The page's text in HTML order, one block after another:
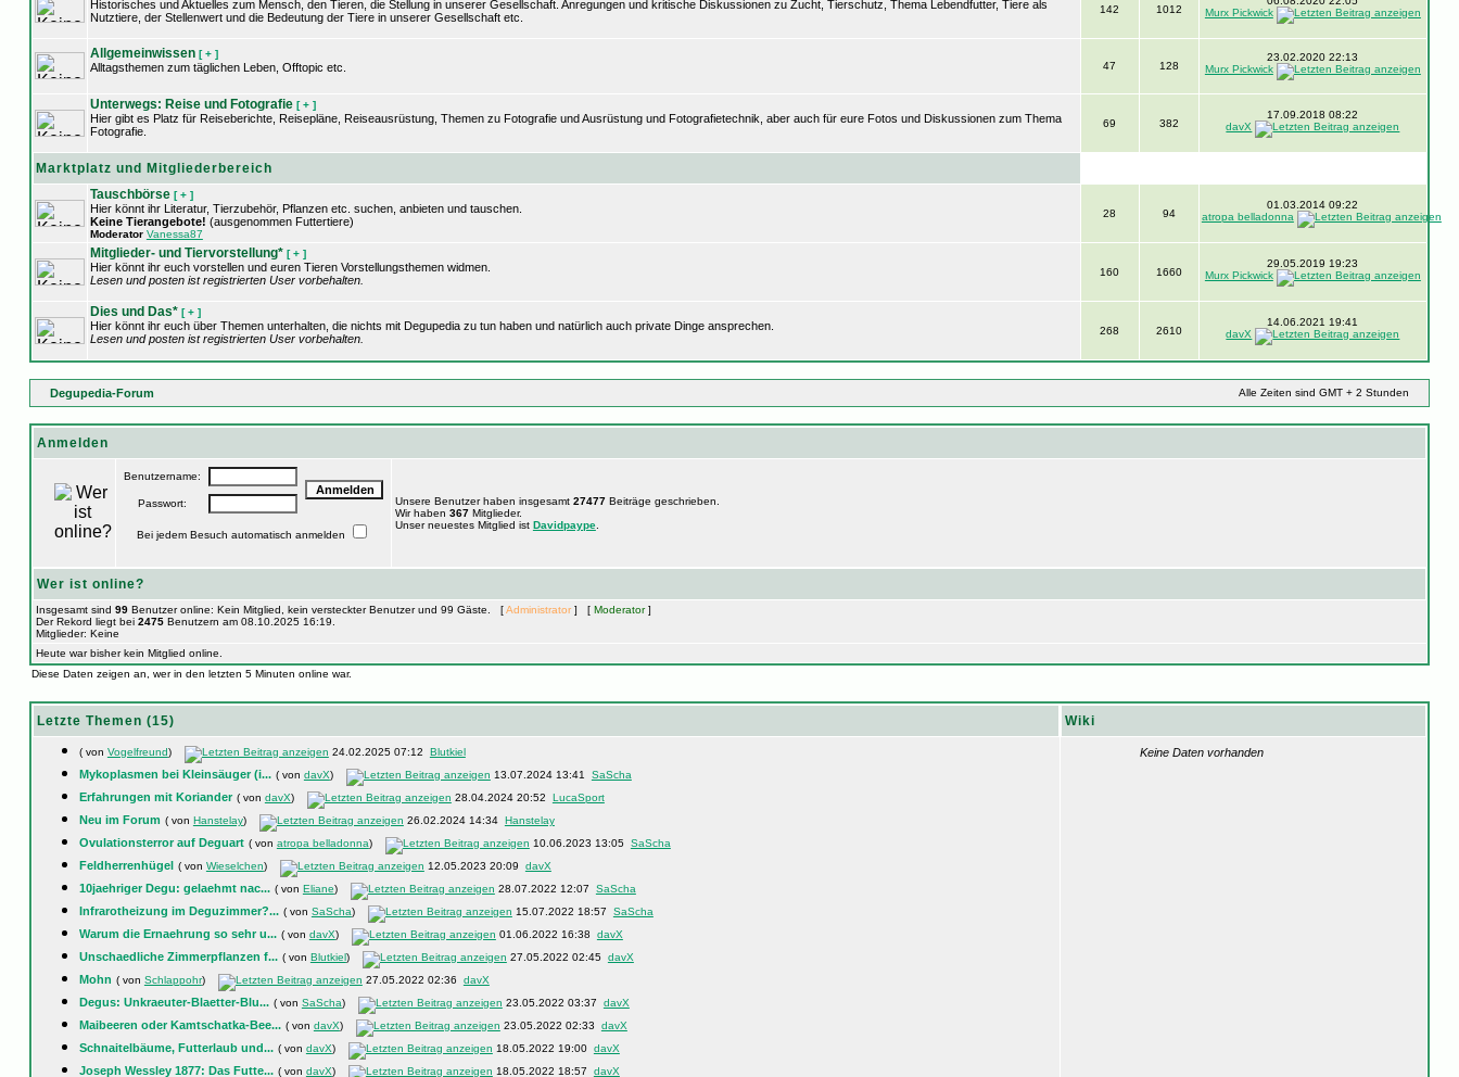
Historisches und Aktuelles zum Mensch, den Tieren, die Stellung in unserer Gesellschaft. Anregungen und kritische Diskussionen zu Zucht, Tierschutz, Thema Lebendfutter, Tiere als
Nutztiere, der Stellenwert und die Bedeutung der Tiere in unserer Gesellschaft etc.
142 1012
Murx Pickwick
Allgemeinwissen [ + ]
Alltagsthemen zum täglichen Leben, Offtopic etc. 47 128
23.02.2020 22:13
Murx Pickwick
Unterwegs: Reise und Fotografie [ + ]
Hier gibt es Platz für Reiseberichte, Reisepläne, Reiseausrüstung, Themen zu Fotografie und Ausrüstung und Fotografietechnik, aber auch für eure Fotos und Diskussionen zum Thema
Fotografie.
69 382
17.09.2018 08:22
davX
Marktplatz und Mitgliederbereich
Tauschbörse [ + ]
Hier könnt ihr Literatur, Tierzubehör, Pflanzen etc. suchen, anbieten und tauschen.
Keine Tierangebote! (ausgenommen Futtertiere)
Moderator Vanessa87
28 94
01.03.2014 09:22
atropa belladonna
Mitglieder- und Tiervorstellung* [ + ]
Hier könnt ihr euch vorstellen und euren Tieren Vorstellungsthemen widmen.
Lesen und posten ist registrierten User vorbehalten.
160 1660
29.05.2019 19:23
Murx Pickwick
Dies und Das* [ + ]
Hier könnt ihr euch über Themen unterhalten, die nichts mit Degupedia zu tun haben und natürlich auch private Dinge ansprechen.
Lesen und posten ist registrierten User vorbehalten.
268 2610
14.06.2021 19:41
davX
Degupedia-Forum Alle Zeiten sind GMT + 2 Stunden
Anmelden
Benutzername:
Passwort:
Bei jedem Besuch automatisch anmelden
Unsere Benutzer haben insgesamt 27477Beiträge geschrieben.
Wir haben 367Mitglieder.
Unser neuestes Mitglied ist Davidpaype.
Wer ist online?
Insgesamt sind 99Benutzer online: Kein Mitglied, kein versteckter Benutzer und 99 Gäste. [Administrator] [ Moderator]
Der Rekord liegt bei 2475Benutzern am 08.10.2025 16:19.
Mitglieder: Keine
Heute war bisher kein Mitglied online.
Diese Daten zeigen an, wer in den letzten 5 Minuten online war.
Letzte Themen (15) Wiki
( von Vogelfreund) 24.02.2025 07:12 Blutkiel
Mykoplasmen bei Kleinsäuger (i... ( von davX) 13.07.2024 13:41 SaScha
Erfahrungen mit Koriander ( von davX) 28.04.2024 20:52 LucaSport
Neu im Forum ( von Hanstelay) 26.02.2024 14:34 Hanstelay
Ovulationsterror auf Deguart ( von atropa belladonna) 10.06.2023 13:05 SaScha
Feldherrenhügel ( von Wieselchen) 12.05.2023 20:09 davX
10jaehriger Degu: gelaehmt nac... ( von Eliane) 28.07.2022 12:07 SaScha
Infrarotheizung im Deguzimmer?... ( von SaScha) 15.07.2022 18:57 SaScha
Warum die Ernaehrung so sehr u... ( von davX) 01.06.2022 16:38 davX
Unschaedliche Zimmerpflanzen f... ( von Blutkiel) 27.05.2022 02:45 davX
Mohn ( von Schlappohr) 27.05.2022 02:36 davX
Degus: Unkraeuter-Blaetter-Blu... ( von SaScha) 23.05.2022 03:37 davX
Maibeeren oder Kamtschatka-Bee... ( von davX) 23.05.2022 02:33 davX
Schnaitelbäume, Futterlaub und... ( von davX) 18.05.2022 19:00 davX
Joseph Wessley 1877: Das Futte... ( von davX) 18.05.2022 18:57 davX
Keine Daten vorhanden